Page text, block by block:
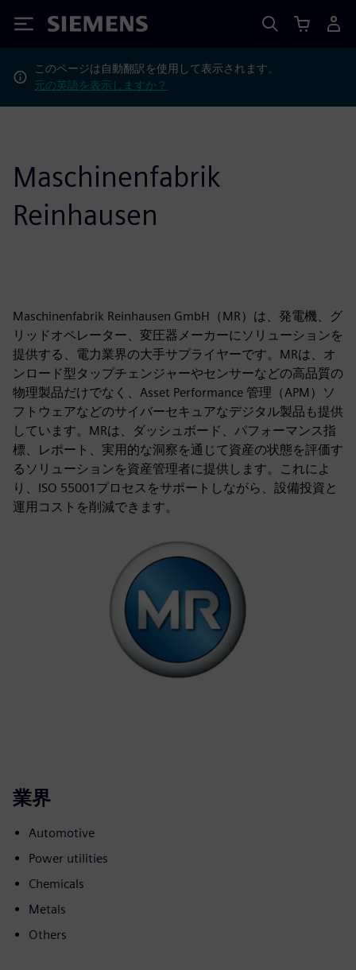
Siemens
このページは自動翻訳を使用して表示されます。
元の英語を表示しますか？
Maschinenfabrik
Reinhausen
Maschinenfabrik Reinhausen GmbH（MR）は、発電機、グ
リッドオペレーター、変圧器メーカーにソリューションを
提供する、電力業界の大手サプライヤーです。MRは、オ
ンロード型タップチェンジャーやセンサーなどの高品質の
物理製品だけでなく、Asset Performance 管理（APM）ソ
フトウェアなどのサイバーセキュアなデジタル製品も提供
しています。MRは、ダッシュボード、パフォーマンス指
標、レポート、実用的な洞察を通じて資産の状態を評価す
るソリューションを資産管理者に提供します。これによ
り、ISO 55001プロセスをサポートしながら、設備投資と
運用コストを削減できます。
業界
Automotive
Power utilities
Chemicals
Metals
Others